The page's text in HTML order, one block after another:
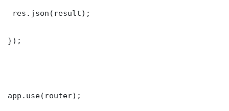
res.json(result);
});
app.use(router);